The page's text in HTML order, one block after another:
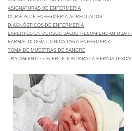
ASIGNATURAS DE ENFERMERÍA
CURSOS DE ENFERMERÍA ACREDITADOS
DIAGNÓSTICOS DE ENFERMERÍA
EXPERTOS EN CURSOS SALUD RECOMIENDAN
FARMACOLOGÍA CLÍNICA PARA ENFERMERÍA
TOMA DE MUESTRAS DE SANGRE
TRATAMIENTO Y EJERCICIOS PARA LA HERNIA DISCAL